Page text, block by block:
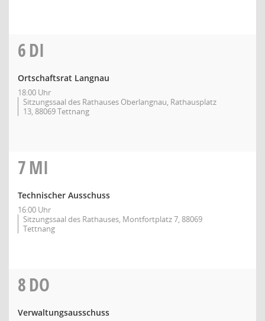
6DI
Ortschaftsrat Langnau
18:00 Uhr
Sitzungssaal des Rathauses Oberlangnau, Rathausplatz
13, 88069 Tettnang
7MI
Technischer Ausschuss
16:00 Uhr
Sitzungssaal des Rathauses, Montfortplatz 7, 88069
Tettnang
8DO
Verwaltungsausschuss